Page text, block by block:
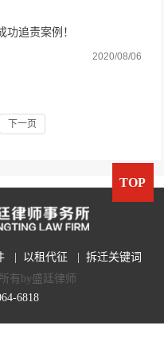
功追责案例！
2020/08/06
下一页
以租代征
拆迁关键词
有by盛廷律师
6818
TOP